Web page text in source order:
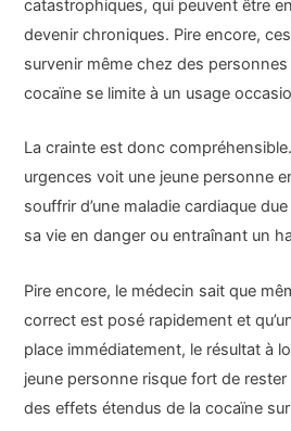
catastrophiques, qui peuvent être
devenir chroniques. Pire encore,
survenir même chez des personnes
cocaïne se limite à un usage
La crainte est donc
urgences voit une jeune personne
souffrir d’une maladie cardiaque
sa vie en danger ou entraînant un
Pire encore, le médecin sait que
correct est posé rapidement et
place immédiatement, le résultat à
jeune personne risque fort de
des effets étendus de la cocaïne